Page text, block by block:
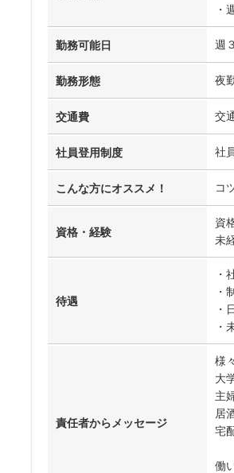
・
勤務可能日 週
勤務形態 夜
交通費 交
社員登用制度 社
こんな方にオススメ！ コ
資格・経験
資
未
待遇
・
・
・
・
責任者からメッセージ
様
大
主
居
宅
働